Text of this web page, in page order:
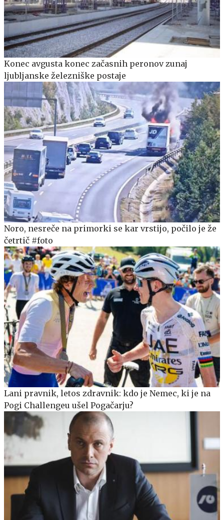
Konec avgusta konec začasnih peronov zunaj
ljubljanske železniške postaje
Noro, nesreče na primorki se kar vrstijo, počilo je že
četrtič #foto
Lani pravnik, letos zdravnik: kdo je Nemec, ki je na
Pogi Challengeu ušel Pogačarju?